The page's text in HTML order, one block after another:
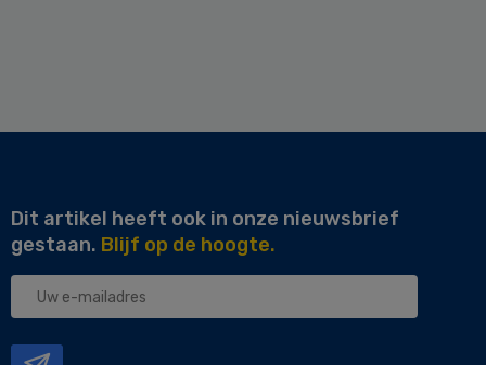
Dit artikel heeft ook in onze nieuwsbrief
gestaan. Blijf op de hoogte.
Uw